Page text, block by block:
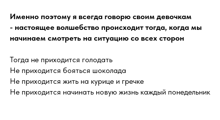
Именно поэтому я всегда говорю своим девочкам
- настоящее волшебство происходит тогда, когда мы
начинаем смотреть на ситуацию со всех сторон
️Тогда не приходится голодать
️Не приходится бояться шоколада
️Не приходится жить на курице и гречке
️Не приходится начинать новую жизнь каждый понедельник